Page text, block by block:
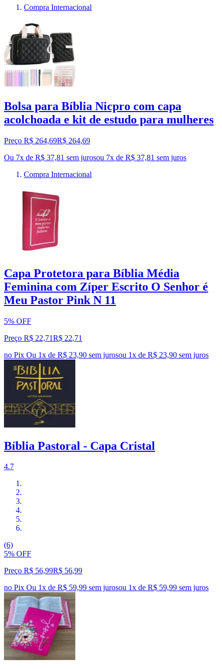
Compra Internacional
Bolsa para Bíblia Nicpro com capa
acolchoada e kit de estudo para mulheres
Preço R$ 264,69R$ 264,69
Ou 7x de R$ 37,81 sem jurosou 7x de R$ 37,81 sem juros
Compra Internacional
Capa Protetora para Bíblia Média
Feminina com Zíper Escrito O Senhor é
Meu Pastor Pink N 11
5% OFF
Preço R$ 22,71R$ 22,71
no Pix Ou 1x de R$ 23,90 sem jurosou 1x de R$ 23,90 sem juros
Bíblia Pastoral - Capa Cristal
4.7
(6)
5% OFF
Preço R$ 56,99R$ 56,99
no Pix Ou 1x de R$ 59,99 sem jurosou 1x de R$ 59,99 sem juros